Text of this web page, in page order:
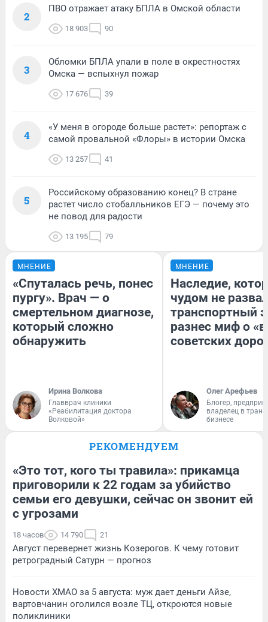
2
ПВО отражает атаку БПЛА в Омской области
18 903 90
3
Обломки БПЛА упали в поле в окрестностях
Омска — вспыхнул пожар
17 676 39
4
«У меня в огороде больше растет»: репортаж с
самой провальной «Флоры» в истории Омска
13 257 41
5
Российскому образованию конец? В стране
растет число стобалльников ЕГЭ — почему это
не повод для радости
13 195 79
МНЕНИЕ
«Спуталась речь, понес
пургу». Врач — о
смертельном диагнозе,
который сложно
обнаружить
Ирина Волкова
Главврач клиники
«Реабилитация доктора
Волковой»
МНЕНИЕ
Наследие,
чудом не
транспортный
разнес миф о
советских
Олег Арефьев
Блогер,
владелец в
бизнесе
РЕКОМЕНДУЕМ
«Это тот, кого ты травила»: прикамца
приговорили к 22 годам за убийство
семьи его девушки, сейчас он звонит ей
с угрозами
18 часов 14 790 21
Август перевернет жизнь Козерогов. К чему готовит
ретроградный Сатурн — прогноз
Новости ХМАО за 5 августа: муж дает деньги Айзе,
вартовчанин оголился возле ТЦ, откроются новые
поликлиники